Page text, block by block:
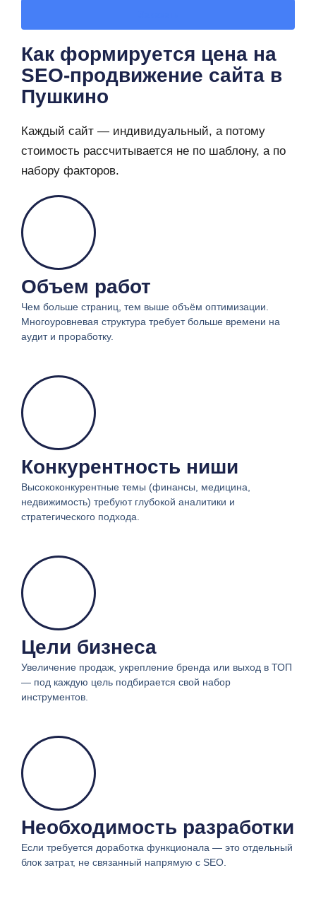
Как формируется цена на
SEO-продвижение сайта в
Пушкино
Каждый сайт — индивидуальный, а потому
стоимость рассчитывается не по шаблону, а по
набору факторов.
Объем работ
Чем больше страниц, тем выше объём оптимизации.
Многоуровневая структура требует больше времени на
аудит и проработку.
Конкурентность ниши
Высококонкурентные темы (финансы, медицина,
недвижимость) требуют глубокой аналитики и
стратегического подхода.
Цели бизнеса
Увеличение продаж, укрепление бренда или выход в ТОП
— под каждую цель подбирается свой набор
инструментов.
Необходимость разработки
Если требуется доработка функционала — это отдельный
блок затрат, не связанный напрямую с SEO.